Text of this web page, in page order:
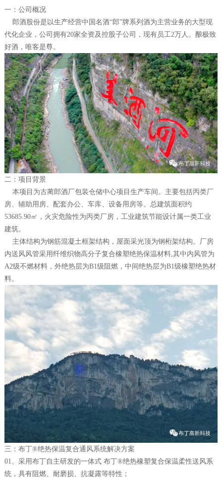
一：公司概况
郎酒股份是以生产经营中国名酒“郎”牌系列酒为主营业务的大型现
代化企业，公司拥有20家全资及控股子公司，现有员工2万人。酿极致
好酒，唯客是尊。
二：项目背景
本项目为古蔺郎酒厂包装仓储中心项目生产车间。主要包括丙类厂
房、辅助用房、配套办公、车库、设备用房等。总建筑面积约
53685.90㎡，火灾危险性为丙类厂房，工业建筑节能设计属一类工业
建筑。
主体结构为钢筋混凝土框架结构，屋面采光顶为钢桁架结构。厂房
内送风风管采用纤维织物高分子复合橡塑绝热保温材料,其中内风管为
A2级不燃材料，外绝热层为B1级阻燃，中间绝热层为B1级橡塑绝热材
料。
三：布丁®绝热保温复合通风系统解决方案
01、采用布丁自主研发的一体式 布丁®绝热橡塑复合保温柔性送风系
统，具有阻燃、耐磨损、抗凝露等特性；